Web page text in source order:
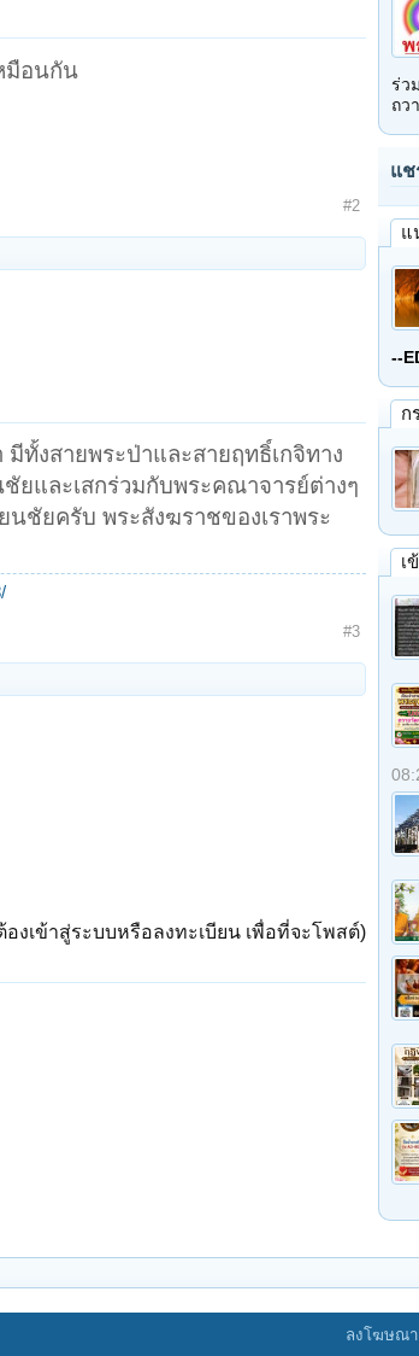
มือนกัน
#2
ทั้งสายพระป่าและสายฤทธิ์เกจิทาง
ยและเสกร่วมกับพระคณาจารย์ต่างๆ
ชัยครับ พระสังฆราชของเราพระ
#3
งเข้าสู่ระบบหรือลงทะเบียน เพื่อที่จะโพสต์)
ร่ว
ถว
แ
แ
--
ก
เ
ลงโฆษณา